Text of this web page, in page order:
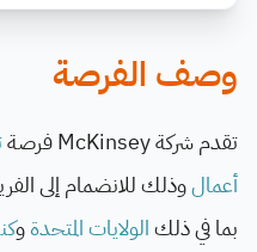
وصف الفرصة
تقدم شركة McKinsey فرصة
أعمالوذلك للانضمام إلى
بما في ذلكالولايات المتحدةو